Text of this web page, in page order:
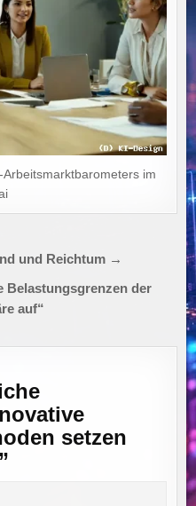
im
und Reichtum →
Belastungsgrenzen der
auf“
setzen
”